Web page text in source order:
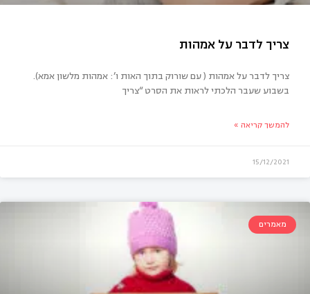
לדבר על אמהות
צריך לדבר על אמהות ( עם שורוק בתוך האות ו’: אמהות מלשון אמא).
בשבוע שעבר הלכתי לראות את הסרט “צריך
להמשך קריאה »
15/12/2021
מאמרים